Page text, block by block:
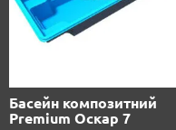
Басейн композитний
Premium Оскар 7